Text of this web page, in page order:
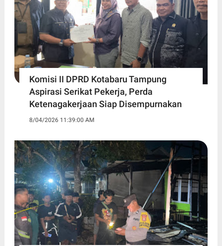
Komisi II DPRD Kotabaru Tampung
Aspirasi Serikat Pekerja, Perda
Ketenagakerjaan Siap Disempurnakan
8/04/2026 11:39:00 AM